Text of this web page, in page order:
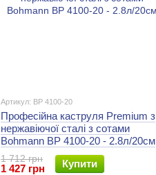
Артикул: BP 4100-20
Професійна каструля Premium з
нержавіючої сталі з сотами
Bohmann BP 4100-20 - 2.8л/20см
1 712 грн
1 427 грн Купити